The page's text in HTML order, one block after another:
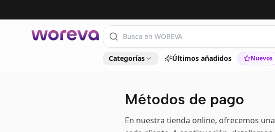
Categorías Últimos añadidos Nuevos
Métodos de pago
En nuestra tienda online, ofrecemos